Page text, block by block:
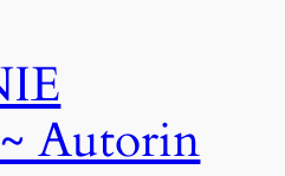
Autorin